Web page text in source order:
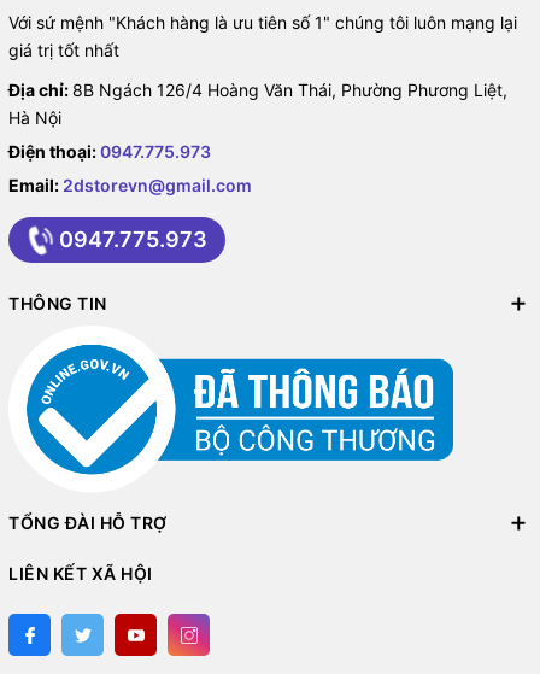
Với sứ mệnh "Khách hàng là ưu tiên số 1" chúng tôi luôn mạng lại
giá trị tốt nhất
Địa chỉ: 8B Ngách 126/4 Hoàng Văn Thái, Phường Phương Liệt,
Hà Nội
Điện thoại:0947.775.973
Email: 2dstorevn@gmail.com
0947.775.973
THÔNG TIN
TỔNG ĐÀI HỖ TRỢ
LIÊN KẾT XÃ HỘI